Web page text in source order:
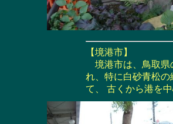
【境港市】
境港市は、鳥取県
れ、特に白砂青松
て、 古くから港を